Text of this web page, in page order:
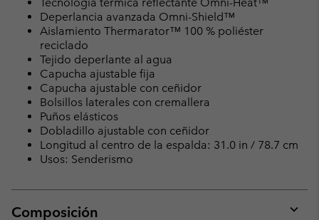
Tecnología térmica reflectante Omni-Heat™
Deperlancia avanzada Omni-Shield™
Aislamiento Thermarator™ 100 % poliéster
reciclado
Tejido deperlante al agua
Capucha ajustable fija
Capucha ajustable con ceñidor
Bolsillos laterales con cremallera
Puños elásticos
Dobladillo ajustable con ceñidor
Longitud al centro de la espalda: 31.0 in / 78.7 cm
Usos: Senderismo
Composición